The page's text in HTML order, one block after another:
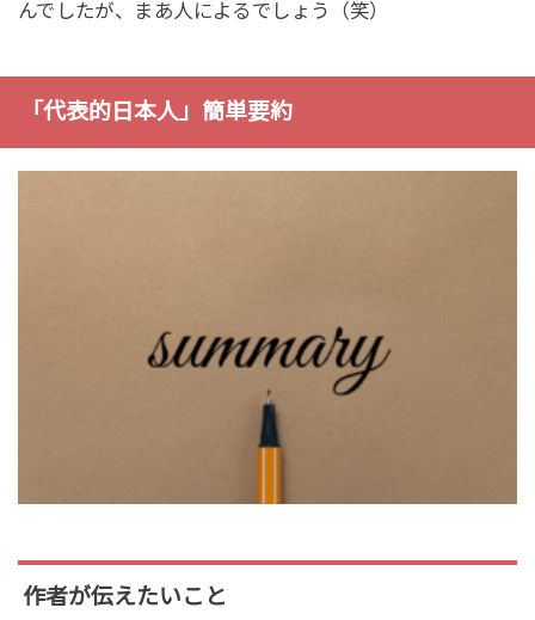
んでしたが、まあ人によるでしょう（笑）
「代表的日本人」簡単要約
作者が伝えたいこと